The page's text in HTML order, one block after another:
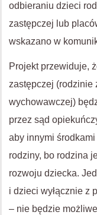
odbieraniu dzieci
zastępczej lub
wskazano w
Projekt przewiduje,
zastępczej (rodzinie
wychowawczej)
przez sąd
aby innymi
rodziny, bo rodzina
rozwoju dziecka.
i dzieci wyłącznie z
– nie będzie